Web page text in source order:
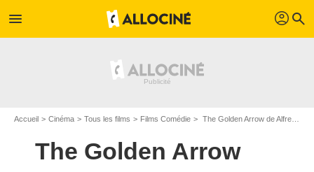
menu profil search
Accueil Cinéma Tous les films Films Comédie The Golden Arrow de Alfred E. Green
The Golden Arrow